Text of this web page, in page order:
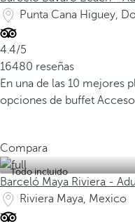
Punta Cana Higuey,
4.4/5
16480 reseñas
En una de las 10 mejores
opciones de buffet
Compara
Todo incluido
Barceló Maya Riviera -
Riviera Maya, Mexico